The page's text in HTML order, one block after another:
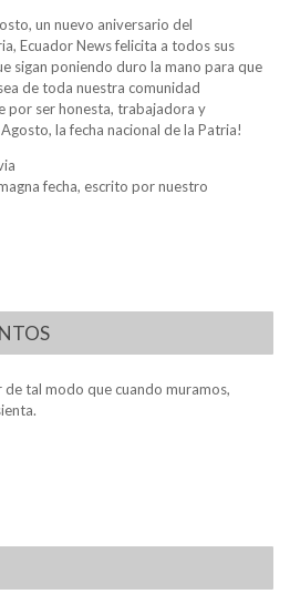
un nuevo aniversario del
Ecuador News felicita a todos sus
sigan poniendo duro la mano para que
de toda nuestra comunidad
por ser honesta, trabajadora y
la fecha nacional de la Patria!
fecha, escrito por nuestro
tal modo que cuando muramos,